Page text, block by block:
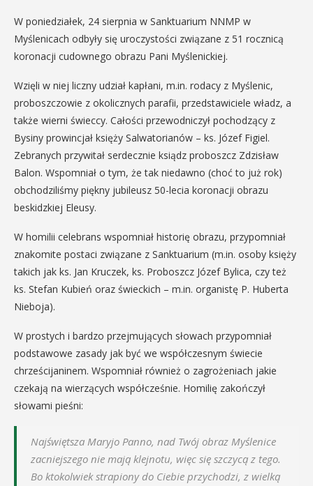
W poniedziałek, 24 sierpnia w Sanktuarium NNMP w
Myślenicach odbyły się uroczystości związane z 51 rocznicą
koronacji cudownego obrazu Pani Myślenickiej.
Wzięli w niej liczny udział kapłani, m.in. rodacy z Myślenic,
proboszczowie z okolicznych parafii, przedstawiciele władz, a
także wierni świeccy. Całości przewodniczył pochodzący z
Bysiny prowincjał księży Salwatorianów – ks. Józef Figiel.
Zebranych przywitał serdecznie ksiądz proboszcz Zdzisław
Balon. Wspomniał o tym, że tak niedawno (choć to już rok)
obchodziliśmy piękny jubileusz 50-lecia koronacji obrazu
beskidzkiej Eleusy.
W homilii celebrans wspomniał historię obrazu, przypomniał
znakomite postaci związane z Sanktuarium (m.in. osoby księży
takich jak ks. Jan Kruczek, ks. Proboszcz Józef Bylica, czy też
ks. Stefan Kubień oraz świeckich – m.in. organistę P. Huberta
Nieboja).
W prostych i bardzo przejmujących słowach przypomniał
podstawowe zasady jak być we współczesnym świecie
chrześcijaninem. Wspomniał również o zagrożeniach jakie
czekają na wierzących współcześnie. Homilię zakończył
słowami pieśni:
Najświętsza Maryjo Panno, nad Twój obraz Myślenice
zacniejszego nie mają klejnotu, więc się szczycą z tego.
Bo ktokolwiek strapiony do Ciebie przychodzi, z wielką